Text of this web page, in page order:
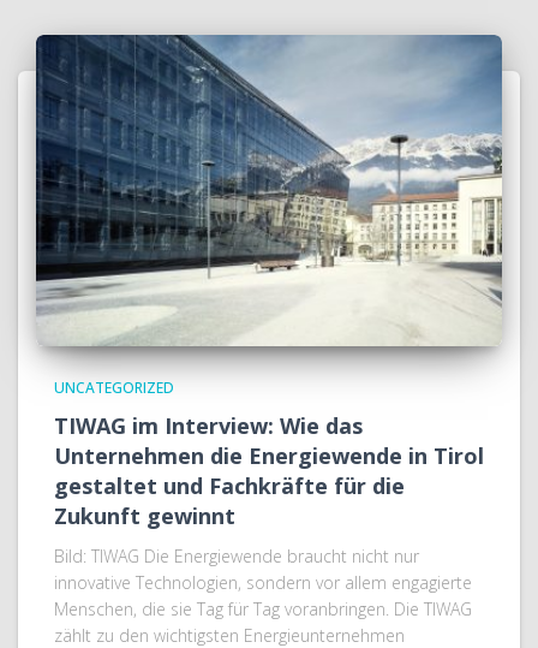
UNCATEGORIZED
TIWAG im Interview: Wie das
Unternehmen die Energiewende in Tirol
gestaltet und Fachkräfte für die
Zukunft gewinnt
Bild: TIWAG Die Energiewende braucht nicht nur
innovative Technologien, sondern vor allem engagierte
Menschen, die sie Tag für Tag voranbringen. Die TIWAG
zählt zu den wichtigsten Energieunternehmen